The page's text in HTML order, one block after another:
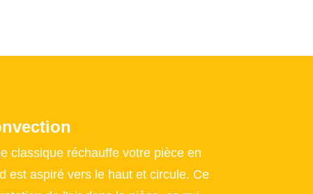
classique réchauffe votre pièce en
est aspiré vers le haut et circule. Ce